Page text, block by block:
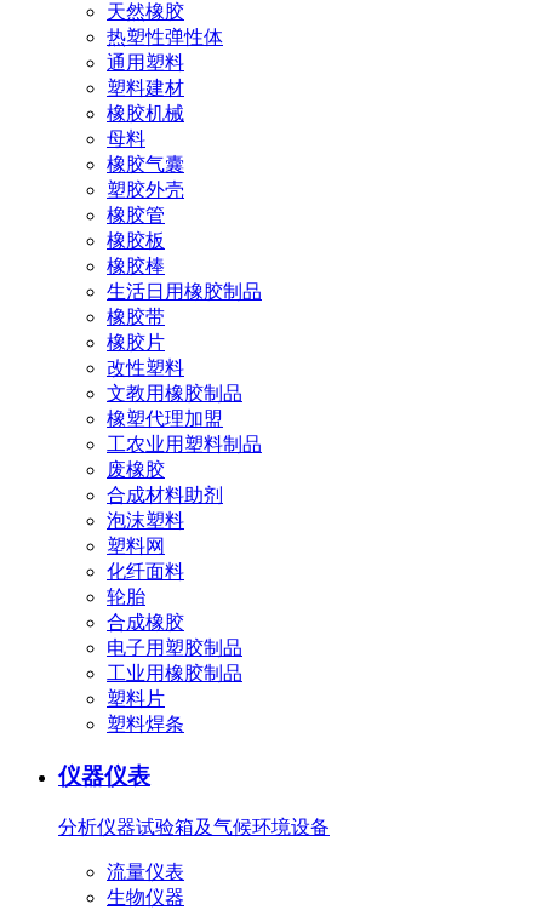
天然橡胶
热塑性弹性体
通用塑料
塑料建材
橡胶机械
母料
橡胶气囊
塑胶外壳
橡胶管
橡胶板
橡胶棒
生活日用橡胶制品
橡胶带
橡胶片
改性塑料
文教用橡胶制品
橡塑代理加盟
工农业用塑料制品
废橡胶
合成材料助剂
泡沫塑料
塑料网
化纤面料
轮胎
合成橡胶
电子用塑胶制品
工业用橡胶制品
塑料片
塑料焊条
仪器仪表
分析仪器试验箱及气候环境设备
流量仪表
生物仪器